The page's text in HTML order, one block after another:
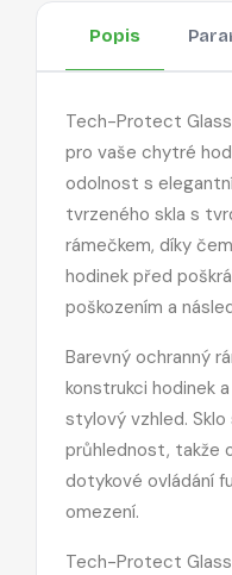
Popis
Tech-Protect Glass
pro vaše chytré
odolnost s
tvrzeného skla s
rámečkem, díky
hodinek před
poškozením a
Barevný ochranný
konstrukci hodinek
stylový vzhled.
průhlednost, takže
dotykové ovládání
omezení.
Tech-Protect